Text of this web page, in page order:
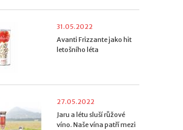
31.05.2022
Avanti Frizzante jako hit
letošního léta
27.05.2022
Jaru a létu sluší růžové
víno. Naše vína patří mezi